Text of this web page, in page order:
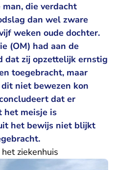
die verdacht
dan wel zware
weken oude dochter.
(OM) had aan de
dat zij opzettelijk ernstig
toegebracht, maar
niet bewezen kon
dat er
het meisje is
het bewijs niet blijkt
ziekenhuis